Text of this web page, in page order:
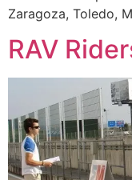
Zaragoza, Toledo,
RAV